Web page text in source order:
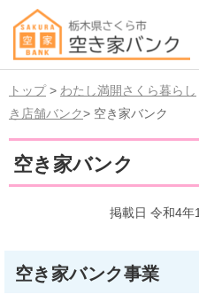
トップ> わたし満開さくら暮らし
き店舗バンク> 空き家バンク
空き家バンク
掲載日 令和4年
空き家バンク事業